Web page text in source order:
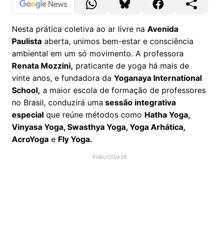
Nesta prática coletiva ao ar livre na Avenida
Paulista aberta, unimos bem-estar e consciência
ambiental em um só movimento. A professora
Renata Mozzini, praticante de yoga há mais de
vinte anos, e fundadora da Yoganaya International
School, a maior escola de formação de professores
no Brasil, conduzirá uma sessão integrativa
especial que reúne métodos como Hatha Yoga,
Vinyasa Yoga, Swasthya Yoga, Yoga Arhática,
AcroYoga e Fly Yoga.